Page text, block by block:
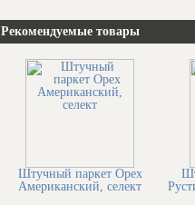
Рекомендуемые товары
Штучный паркет Орех
Американский, селект